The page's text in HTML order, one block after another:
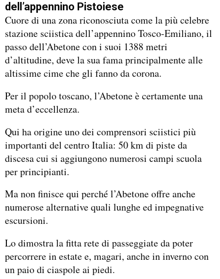
dell’appennino Pistoiese
Cuore di una zona riconosciuta come la più celebre
stazione sciistica dell’appennino Tosco-Emiliano, il
passo dell’Abetone con i suoi 1388 metri
d’altitudine, deve la sua fama principalmente alle
altissime cime che gli fanno da corona.
Per il popolo toscano, l’Abetone è certamente una
meta d’eccellenza.
Qui ha origine uno dei comprensori sciistici più
importanti del centro Italia: 50 km di piste da
discesa cui si aggiungono numerosi campi scuola
per principianti.
Ma non finisce qui perché l’Abetone offre anche
numerose alternative quali lunghe ed impegnative
escursioni.
Lo dimostra la fitta rete di passeggiate da poter
percorrere in estate e, magari, anche in inverno con
un paio di ciaspole ai piedi.